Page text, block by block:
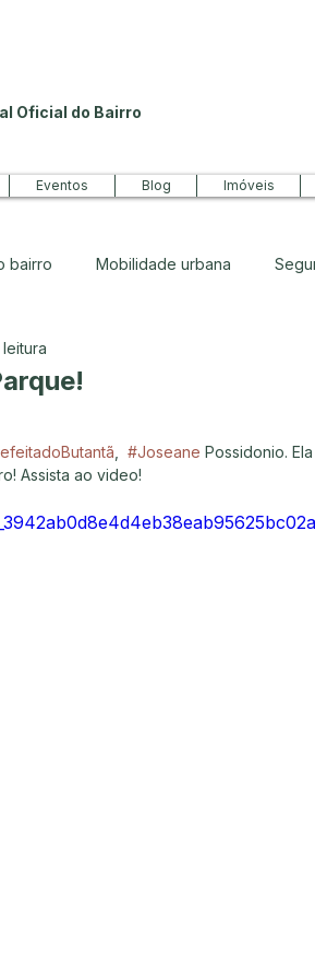
Oficial do Bairro
Eventos Blog Imóveis
bairro Mobilidade urbana
leitura
#Joseane Possidonio.
Assista ao video!